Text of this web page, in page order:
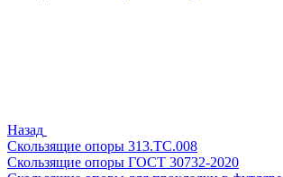
Назад
Скользящие опоры 313.ТС.008
Скользящие опоры ГОСТ 30732-2020